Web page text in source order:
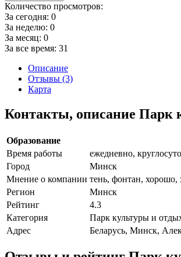
Количество просмотров:
За сегодня: 0
За неделю: 0
За месяц: 0
За все время: 31
Описание
Отзывы (3)
Карта
Контакты, описание Парк
Образование
Время работы
ежедневно,
Город
Минск
Мнение о компании тень, фонтан, хорошо,
Регион
Минск
Рейтинг
4.3
Категория
Парк культуры и
Адрес
Беларусь, Минск,